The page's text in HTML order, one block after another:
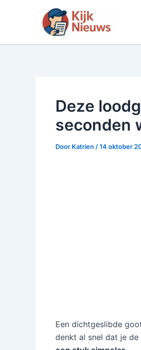
inhoud
Deze
seconden
Door Katrien /14 oktober
Een dichtgeslibde
denkt al snel dat je